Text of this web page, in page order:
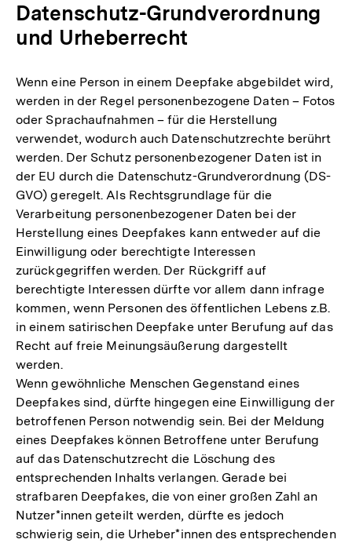
Datenschutz-Grundverordnung
und Urheberrecht
Wenn eine Person in einem Deepfake abgebildet wird,
werden in der Regel personenbezogene Daten – Fotos
oder Sprachaufnahmen – für die Herstellung
verwendet, wodurch auch Datenschutzrechte berührt
werden. Der Schutz personenbezogener Daten ist in
der EU durch die Datenschutz-Grundverordnung (DS-
GVO) geregelt. Als Rechtsgrundlage für die
Verarbeitung personenbezogener Daten bei der
Herstellung eines Deepfakes kann entweder auf die
Einwilligung oder berechtigte Interessen
zurückgegriffen werden. Der Rückgriff auf
berechtigte Interessen dürfte vor allem dann infrage
kommen, wenn Personen des öffentlichen Lebens z.B.
in einem satirischen Deepfake unter Berufung auf das
Recht auf freie Meinungsäußerung dargestellt
werden.
Wenn gewöhnliche Menschen Gegenstand eines
Deepfakes sind, dürfte hingegen eine Einwilligung der
betroffenen Person notwendig sein. Bei der Meldung
eines Deepfakes können Betroffene unter Berufung
auf das Datenschutzrecht die Löschung des
entsprechenden Inhalts verlangen. Gerade bei
strafbaren Deepfakes, die von einer großen Zahl an
Nutzer*innen geteilt werden, dürfte es jedoch
schwierig sein, die Urheber*innen des entsprechenden